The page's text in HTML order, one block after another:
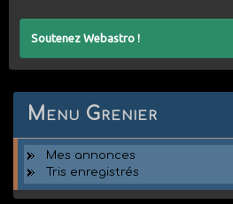
Soutenez Webastro !
Menu Grenier
Mes annonces
Tris enregistrés